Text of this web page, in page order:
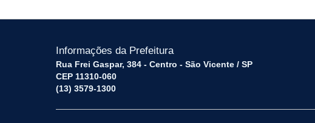
Informações da Prefeitura
Rua Frei Gaspar, 384 - Centro - São Vicente / SP
CEP 11310-060
(13) 3579-1300